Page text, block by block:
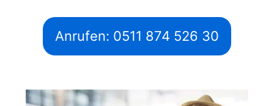
Anrufen: 0511 874 526 30